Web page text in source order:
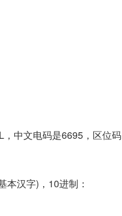
，中文电码是6695，区位码
本汉字)，10进制：